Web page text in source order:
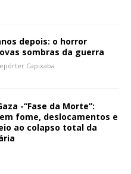
depois: o horror
sombras da guerra
Capixaba
-“Fase da Morte”:
fome, deslocamentos e
ao colapso total da